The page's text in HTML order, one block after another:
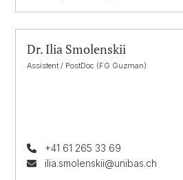
Dr. Ilia Smolenskii
Assistent / PostDoc (FG Guzman)
+41 61 265 33 69
ilia.smolenskii@unibas.ch